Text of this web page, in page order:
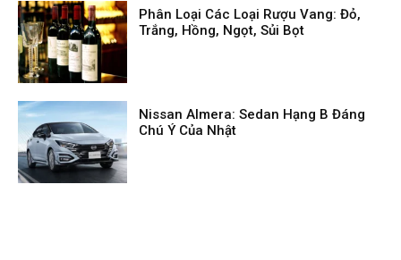
Phân Loại Các Loại Rượu Vang: Đỏ,
Trắng, Hồng, Ngọt, Sủi Bọt
Nissan Almera: Sedan Hạng B Đáng
Chú Ý Của Nhật